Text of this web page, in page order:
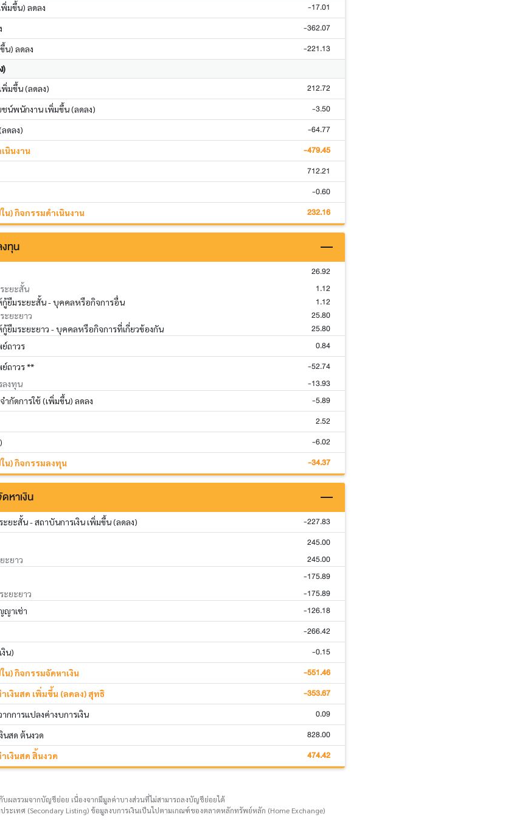
มขึ้น) ลดลง -17.01
-362.07
น) ลดลง -221.13
)
พิ่มขึ้น (ลดลง) 212.72
น์พนักงาน เพิ่มขึ้น (ลดลง) -3.50
ดลง) -64.77
นินงาน -479.45
712.21
-0.60
น) กิจกรรมดำเนินงาน 232.16
ทุน
26.92
ะยะสั้น 1.12
กู้ยืมระยะสั้น - บุคคลหรือกิจการอื่น 1.12
ะยะยาว 25.80
กู้ยืมระยะยาว - บุคคลหรือกิจการที่เกี่ยวข้องกัน 25.80
ถาวร 0.84
ถาวร ** -52.74
ลงทุน -13.93
กัดการใช้ (เพิ่มขึ้น) ลดลง -5.89
2.52
-6.02
น) กิจกรรมลงทุน -34.37
หาเงิน
ยะสั้น - สถาบันการเงิน เพิ่มขึ้น (ลดลง) -227.83
245.00
ะยาว 245.00
-175.89
ะยะยาว -175.89
ญาเช่า -126.18
-266.42
น) -0.15
น) กิจกรรมจัดหาเงิน -551.46
เงินสด เพิ่มขึ้น (ลดลง) สุทธิ -353.67
กการแปลงค่างบการเงิน 0.09
นสด ต้นงวด 828.00
เงินสด สิ้นงวด 474.42
ผลรวมจากบัญชีย่อย เนื่องจากมีมูลค่าบางส่วนที่ไม่สามารถลงบัญชีย่อยได้
ะเทศ (Secondary Listing) ข้อมูลงบการเงินเป็นไปตามเกณฑ์ของตลาดหลักทรัพย์หลัก (Home Exchange)